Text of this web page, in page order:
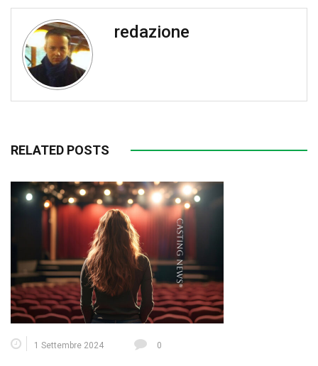
redazione
RELATED POSTS
1 Settembre 2024 0